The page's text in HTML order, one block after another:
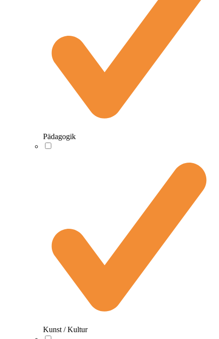
Pädagogik
Kunst / Kultur